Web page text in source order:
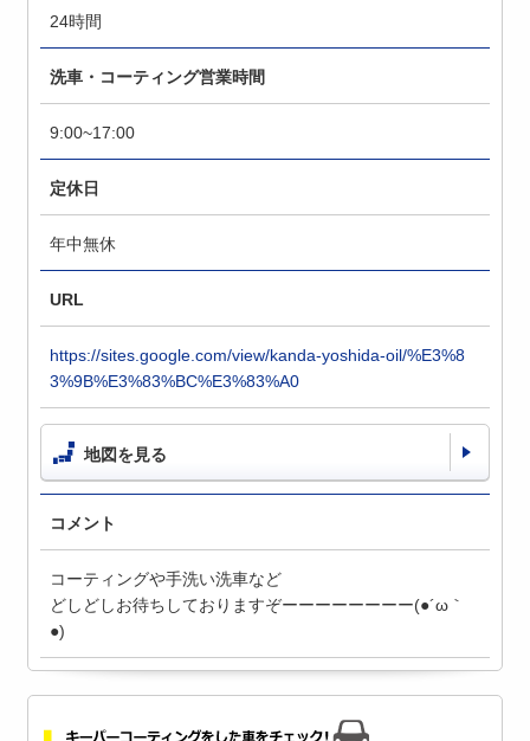
24時間
洗車・コーティング営業時間
9:00~17:00
定休日
年中無休
URL
https://sites.google.com/view/kanda-yoshida-oil/%E3%8
3%9B%E3%83%BC%E3%83%A0
地図を見る
コメント
コーティングや手洗い洗車など
どしどしお待ちしておりますぞーーーーーーーー(●´ω｀
●)